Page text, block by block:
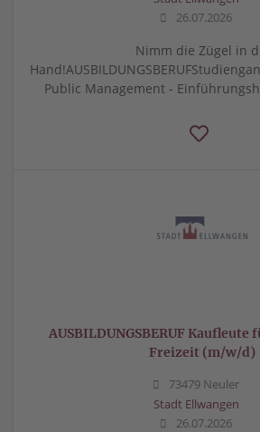
26.07.2026
Nimm die Zügel in
Public Management -
AUSBILDUNGSBERUF
Freizeit (m/w/d)
73479 Neuler
Stadt Ellwangen
26.07.2026